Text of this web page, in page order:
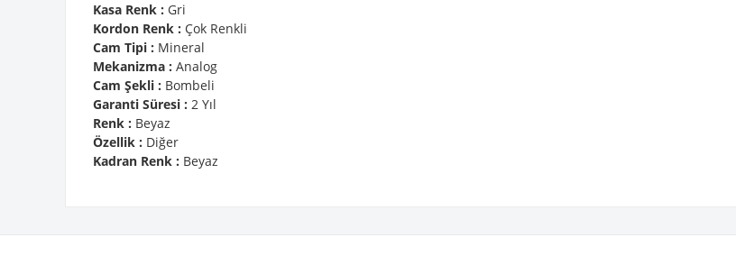
Kasa Renk : Gri
Kordon Renk : Çok Renkli
Cam Tipi : Mineral
Mekanizma : Analog
Cam Şekli : Bombeli
Garanti Süresi : 2 Yıl
Renk : Beyaz
Özellik : Diğer
Kadran Renk : Beyaz